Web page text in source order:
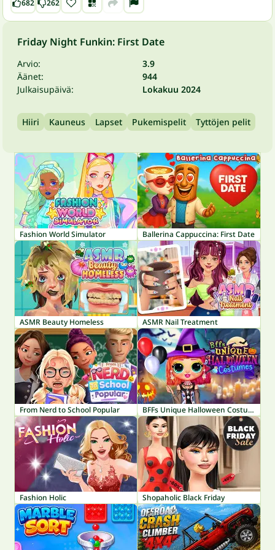
682 262
Friday Night Funkin: First Date
Arvio:
3.9
Äänet:
944
Julkaisupäivä:
Lokakuu 2024
Hiiri Kauneus Lapset Pukemispelit Tyttöjen pelit
Fashion World Simulator Ballerina Cappuccina: First Date
ASMR Beauty Homeless ASMR Nail Treatment
From Nerd to School Popular BFFs Unique Halloween Costumes
Fashion Holic Shopaholic Black Friday